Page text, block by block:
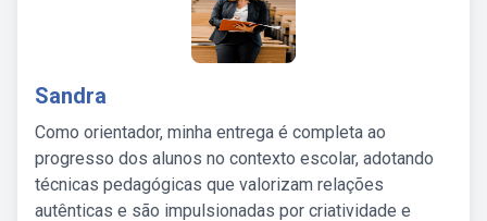
Sandra
Como orientador, minha entrega é completa ao
progresso dos alunos no contexto escolar, adotando
técnicas pedagógicas que valorizam relações
autênticas e são impulsionadas por criatividade e